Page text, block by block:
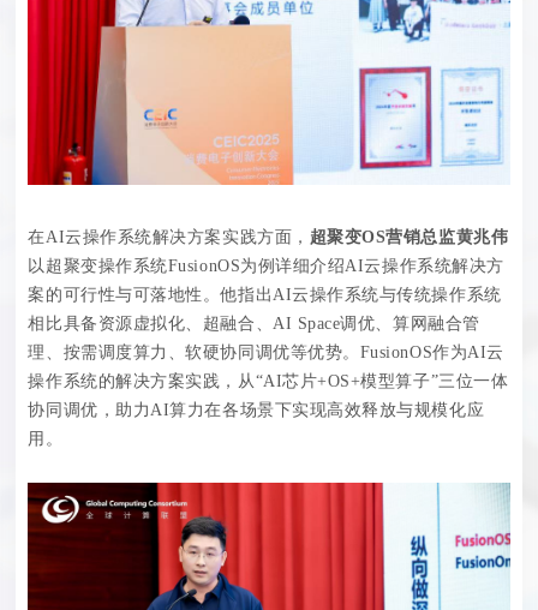
在AI云操作系统解决方案实践方面， 超聚变OS营销总监黄兆伟
以超聚变操作系统FusionOS为例详细介绍AI云操作系统解决方
案的可行性与可落地性。他指出AI云操作系统与传统操作系统
相比具备资源虚拟化、超融合、AI Space调优、算网融合管
理、按需调度算力、软硬协同调优等优势。FusionOS作为AI云
操作系统的解决方案实践，从“AI芯片+OS+模型算子”三位一体
协同调优，助力AI算力在各场景下实现高效释放与规模化应
用。